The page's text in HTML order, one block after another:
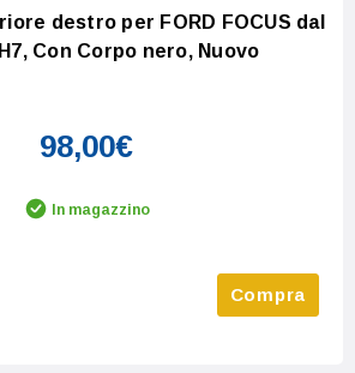
destro per FORD FOCUS dal
Con Corpo nero, Nuovo
98,00€
In magazzino
Quantity:
Compra